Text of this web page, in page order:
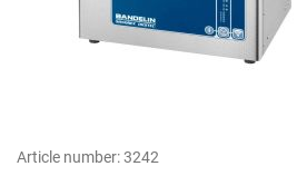
Article number:3242